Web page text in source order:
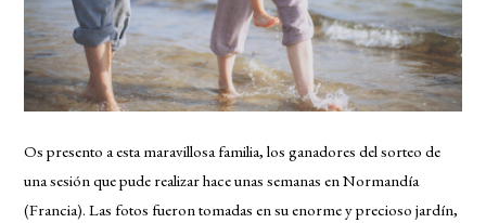
Os presento a esta maravillosa familia, los ganadores del sorteo de
una sesión que pude realizar hace unas semanas en Normandía
(Francia). Las fotos fueron tomadas en su enorme y precioso jardín,